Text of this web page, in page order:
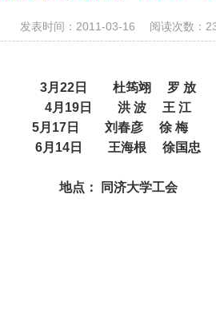
发表时间：2011-03-16 阅读次数：
3月22 日 杜筠翊 罗 放
4月 19 日 洪 波 王 江
5月 17 日 刘春彦 徐 梅
6月 14 日 王海根 徐国忠
地点： 同济大学工会